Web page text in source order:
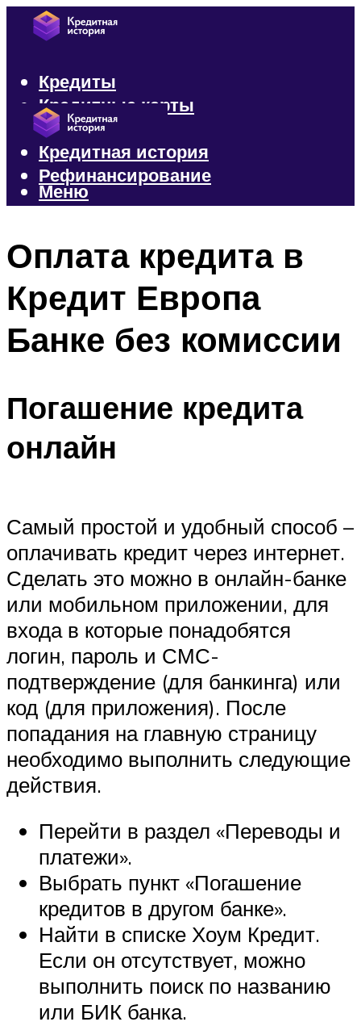
Кредиты
Кредитные карты
Микрозаймы
Кредитная история
Рефинансирование
Меню
Оплата кредита в
Кредит Европа
Банке без комиссии
Погашение кредита
онлайн
Самый простой и удобный способ –
оплачивать кредит через интернет.
Сделать это можно в онлайн-банке
или мобильном приложении, для
входа в которые понадобятся
логин, пароль и СМС-
подтверждение (для банкинга) или
код (для приложения). После
попадания на главную страницу
необходимо выполнить следующие
действия.
Перейти в раздел «Переводы и
платежи».
Выбрать пункт «Погашение
кредитов в другом банке».
Найти в списке Хоум Кредит.
Если он отсутствует, можно
выполнить поиск по названию
или БИК банка.